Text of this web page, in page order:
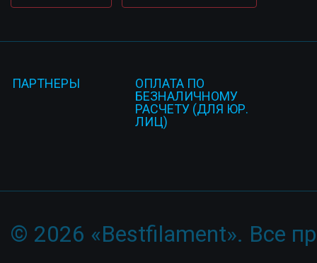
ПАРТНЕРЫ
ОПЛАТА ПО
БЕЗНАЛИЧНОМУ
РАСЧЕТУ (ДЛЯ ЮР.
ЛИЦ)
© 2026 «Bestfilament». Все